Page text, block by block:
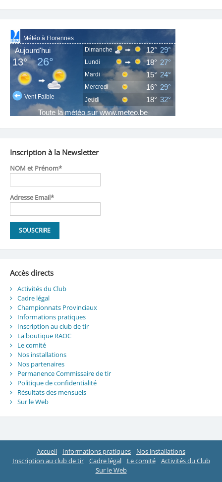
Inscription à la Newsletter
NOM et Prénom*
Adresse Email*
Accès directs
Activités du Club
Cadre légal
Championnats Provinciaux
Informations pratiques
Inscription au club de tir
La boutique RAOC
Le comité
Nos installations
Nos partenaires
Permanence Commissaire de tir
Politique de confidentialité
Résultats des mensuels
Sur le Web
Accueil Informations pratiques
Nos installations
Inscription au club de tir
Cadre légal Le comité
Activités du Club
Sur le Web